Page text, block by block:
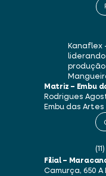
Kanaflex
produção
Matriz – Embu
Rodrigues
Embu das Artes
Filial –
Camurça, 650 A